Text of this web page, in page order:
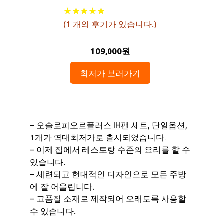
★★★★★
★★★★★
(1 개의 후기가 있습니다.)
109,000원
최저가 보러가기
– 오슬로피오르플러스 IH팬 세트, 단일옵션,
1개가 역대최저가로 출시되었습니다!
– 이제 집에서 레스토랑 수준의 요리를 할 수
있습니다.
– 세련되고 현대적인 디자인으로 모든 주방
에 잘 어울립니다.
– 고품질 소재로 제작되어 오래도록 사용할
수 있습니다.